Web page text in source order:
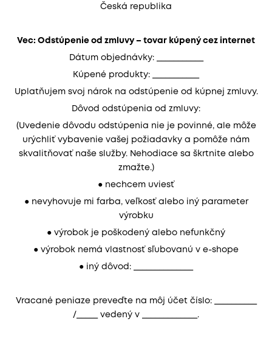
Česká republika
Vec: Odstúpenie od zmluvy – tovar kúpený cez internet
Dátum objednávky: ___________
Kúpené produkty: ___________
Uplatňujem svoj nárok na odstúpenie od kúpnej zmluvy.
Dôvod odstúpenia od zmluvy:
(Uvedenie dôvodu odstúpenia nie je povinné, ale môže
urýchliť vybavenie vašej požiadavky a pomôže nám
skvalitňovať naše služby. Nehodiace sa škrtnite alebo
zmažte.)
● nechcem uviesť
● nevyhovuje mi farba, veľkosť alebo iný parameter
výrobku
● výrobok je poškodený alebo nefunkčný
● výrobok nemá vlastnosť sľubovanú v e-shope
● iný dôvod: ______________
Vracané peniaze preveďte na môj účet číslo: __________
/_____ vedený v _____________.